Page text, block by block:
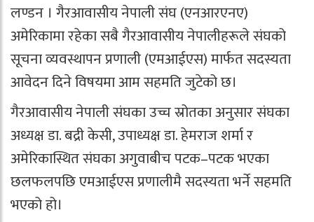
लण्डन । गैरआवासीय नेपाली संघ (एनआरएनए)
अमेरिकामा रहेका सबै गैरआवासीय नेपालीहरूले संघको
सूचना व्यवस्थापन प्रणाली (एमआईएस) मार्फत सदस्यता
आवेदन दिने विषयमा आम सहमति जुटेको छ।
गैरआवासीय नेपाली संघका उच्च स्रोतका अनुसार संघका
अध्यक्ष डा. बद्री केसी, उपाध्यक्ष डा. हेमराज शर्मा र
अमेरिकास्थित संघका अगुवाबीच पटक–पटक भएका
छलफलपछि एमआईएस प्रणालीमै सदस्यता भर्ने सहमति
भएको हो।